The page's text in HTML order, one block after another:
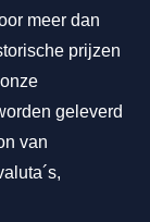
meer dan
prijzen
geleverd
van